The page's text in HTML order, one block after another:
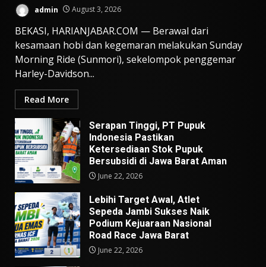
admin August 3, 2026
BEKASI, HARIANJABAR.COM — Berawal dari
kesamaan hobi dan kegemaran melakukan Sunday
Morning Ride (Sunmori), sekelompok penggemar
Harley-Davidson...
Read More
Serapan Tinggi, PT Pupuk
Indonesia Pastikan
Ketersediaan Stok Pupuk
Bersubsidi di Jawa Barat Aman
June 22, 2026
Lebihi Target Awal, Atlet
Sepeda Jambi Sukses Naik
Podium Kejuaraan Nasional
Road Race Jawa Barat
June 22, 2026